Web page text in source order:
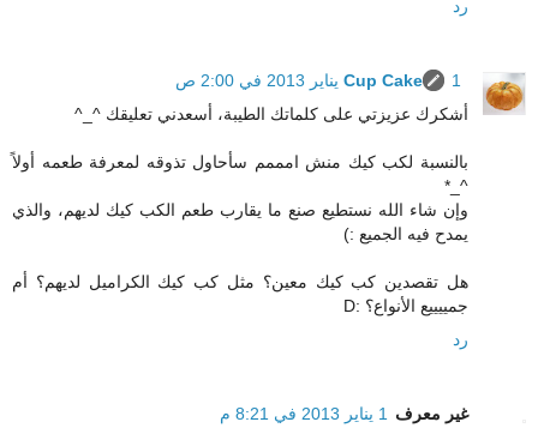
رد
Cup Cake
1 يناير 2013 في 2:00 ص
أشكرك عزيزتي على كلماتك الطيبة، أسعدني تعليقك ^_^
بالنسبة لكب كيك منش امممم سأحاول تذوقه لمعرفة طعمه أولاً
^_*
وإن شاء الله نستطيع صنع ما يقارب طعم الكب كيك لديهم، والذي
يمدح فيه الجميع :)
هل تقصدين كب كيك معين؟ مثل كب كيك الكراميل لديهم؟ أم
جمييييع الأنواع؟ :D
رد
غير معرف
1 يناير 2013 في 8:21 م